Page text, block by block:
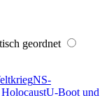
geordnet
NS-
HolocaustU-Boot und